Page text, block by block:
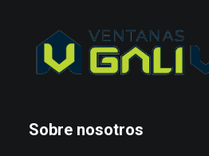
Sobre nosotros